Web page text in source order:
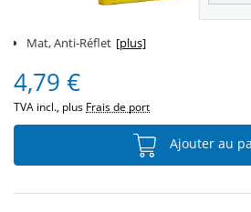
Mat, Anti-Réflet [plus]
4,79 €
TVA incl., plus Frais de port
Ajouter au